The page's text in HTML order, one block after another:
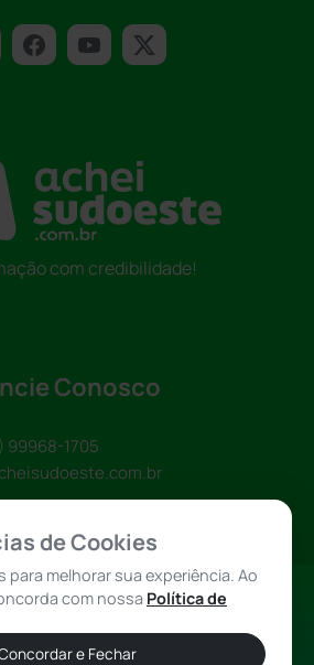
com credibilidade!
Conosco
99968-1705
Achei Sudoeste
© 2026 - Todos
de Cookies
para melhorar sua experiência. Ao
com nossa Política de
e Fechar